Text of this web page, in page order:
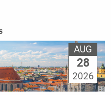
AUG
28
2026